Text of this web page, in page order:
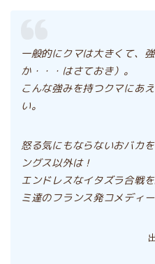
一般的にクマは大きくて、
か・・・はさておき）。
こんな強みを持つクマにあ
い。
怒る気にもならないおバカ
ングス以外は！
エンドレスなイタズラ合戦
ミ達のフランス発コメディー